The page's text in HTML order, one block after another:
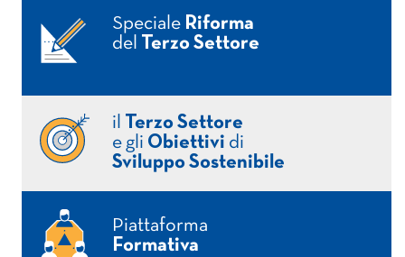
Speciale Riforma
del
Terzo Settore
il
Terzo Settore
e gli Obiettivi di
Sviluppo Sostenibile
Piattaforma
Formativa